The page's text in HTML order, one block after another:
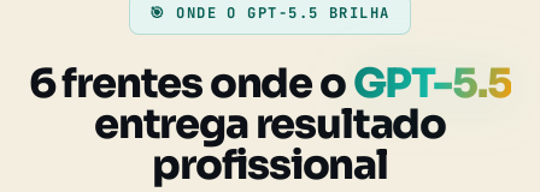
🎯 ONDE O GPT-5.5 BRILHA
6 frentes onde oGPT-5.5
entrega resultado
profissional